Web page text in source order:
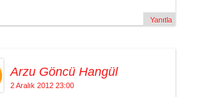
Yanıtla
Arzu Göncü Hangül
2 Aralık 2012 23:00